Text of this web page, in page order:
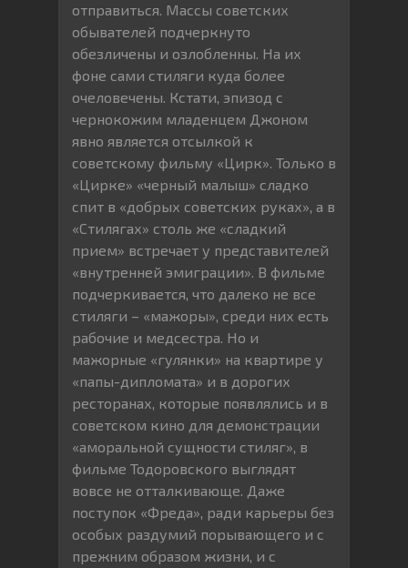
отправиться. Массы советских
обывателей подчеркнуто
обезличены и озлобленны. На их
фоне сами стиляги куда более
очеловечены. Кстати, эпизод с
чернокожим младенцем Джоном
явно является отсылкой к
советскому фильму «Цирк». Только в
«Цирке» «черный малыш» сладко
спит в «добрых советских руках», а в
«Стилягах» столь же «сладкий
прием» встречает у представителей
«внутренней эмиграции». В фильме
подчеркивается, что далеко не все
стиляги – «мажоры», среди них есть
рабочие и медсестра. Но и
мажорные «гулянки» на квартире у
«папы-дипломата» и в дорогих
ресторанах, которые появлялись и в
советском кино для демонстрации
«аморальной сущности стиляг», в
фильме Тодоровского выглядят
вовсе не отталкивающе. Даже
поступок «Фреда», ради карьеры без
особых раздумий порывающего и с
прежним образом жизни, и с